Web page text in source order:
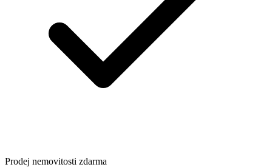
Prodej nemovitosti zdarma